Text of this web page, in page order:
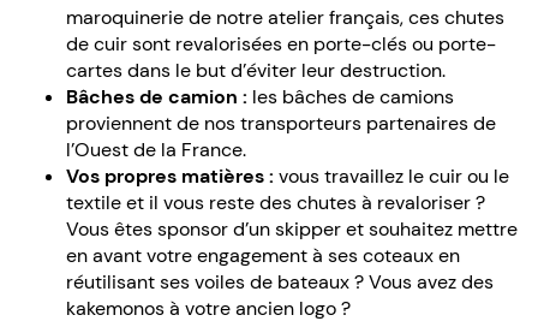
maroquinerie de notre atelier français, ces chutes
de cuir sont revalorisées en porte-clés ou porte-
cartes dans le but d’éviter leur destruction.
Bâches de camion : les bâches de camions
proviennent de nos transporteurs partenaires de
l’Ouest de la France.
Vos propres matières : vous travaillez le cuir ou le
textile et il vous reste des chutes à revaloriser ?
Vous êtes sponsor d’un skipper et souhaitez mettre
en avant votre engagement à ses coteaux en
réutilisant ses voiles de bateaux ? Vous avez des
kakemonos à votre ancien logo ?